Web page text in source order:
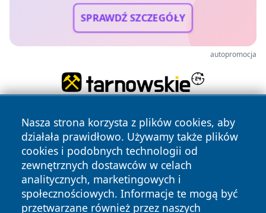
SPRAWDŹ SZCZEGÓŁY
autopromocja
Nasza strona korzysta z plików cookies, aby
działała prawidłowo. Używamy także plików
cookies i podobnych technologii od
zewnętrznych dostawców w celach
analitycznych, marketingowych i
społecznościowych. Informacje te mogą być
przetwarzane również przez naszych
Copyright © 2026 zycieboleslawca.pl Wszystkie prawa
zastrzeżone.